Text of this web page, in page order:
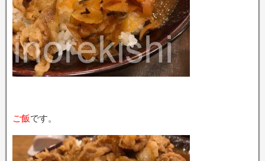
ご飯です。